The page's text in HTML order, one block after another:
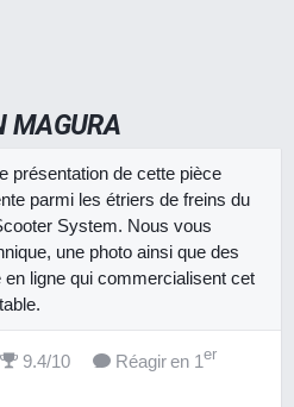
MAGURA
présentation de cette pièce
parmi les étriers de freins du
System. Nous vous
une photo ainsi que des
ligne qui commercialisent cet
9.4/10 Réagir en 1 er